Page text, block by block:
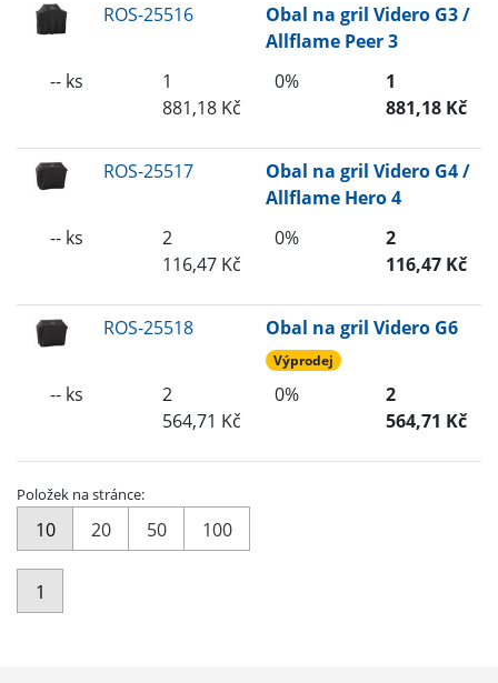
ROS-25516
Obal na gril Videro G3 /
Allflame Peer 3
-- ks
1
881,18 Kč
0%
1
881,18 Kč
ROS-25517
Obal na gril Videro G4 /
Allflame Hero 4
-- ks
2
116,47 Kč
0%
2
116,47 Kč
ROS-25518 Obal na gril Videro G6
Výprodej
-- ks
2
564,71 Kč
0%
2
564,71 Kč
Položek na stránce:
10 20 50 100
1